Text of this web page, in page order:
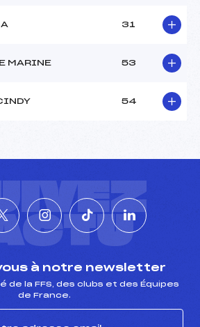
31
MARINE 53
54
à notre newsletter
de la FFS, des clubs et des Équipes
de France.